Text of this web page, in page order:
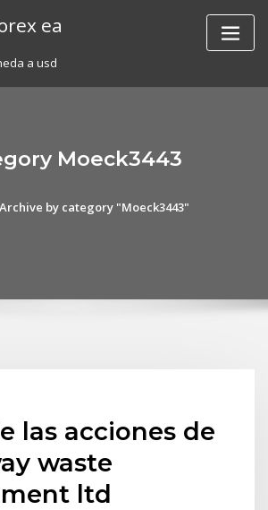
ea
a usd
Moeck3443
Archive by category "Moeck3443"
las acciones de
waste
ltd